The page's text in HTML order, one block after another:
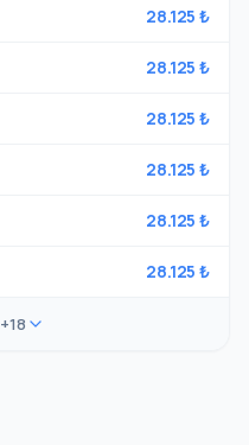
28.125 ₺
28.125 ₺
28.125 ₺
28.125 ₺
28.125 ₺
28.125 ₺
+18